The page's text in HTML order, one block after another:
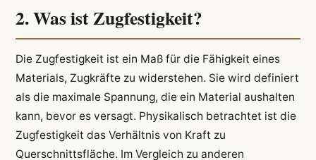
2. Was ist Zugfestigkeit?
Die Zugfestigkeit ist ein Maß für die Fähigkeit eines
Materials, Zugkräfte zu widerstehen. Sie wird definiert
als die maximale Spannung, die ein Material aushalten
kann, bevor es versagt. Physikalisch betrachtet ist die
Zugfestigkeit das Verhältnis von Kraft zu
Querschnittsfläche. Im Vergleich zu anderen